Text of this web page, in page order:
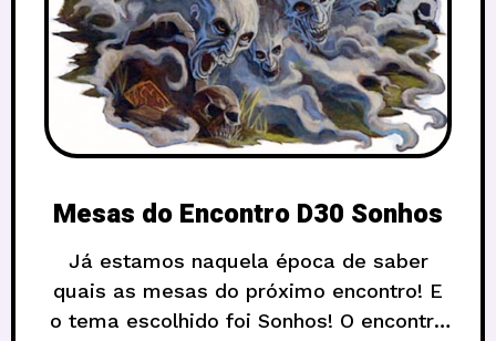
Mesas do Encontro D30 Sonhos
Já estamos naquela época de saber
quais as mesas do próximo encontro! E
o tema escolhido foi Sonhos! O encontro